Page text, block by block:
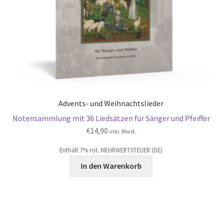
Advents- und Weihnachtslieder
Notensammlung mit 36 Liedsätzen für Sänger und Pfeiffer
€14,90 inkl. Mwst.
Enthält 7% rot. MEHRWERTSTEUER (DE)
In den Warenkorb